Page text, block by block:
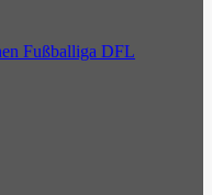
Fußballiga DFL